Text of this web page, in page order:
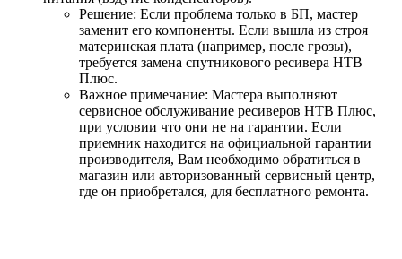
Решение: Если проблема только в БП, мастер
заменит его компоненты. Если вышла из строя
материнская плата (например, после грозы),
требуется замена спутникового ресивера НТВ
Плюс.
Важное примечание: Мастера выполняют
сервисное обслуживание ресиверов НТВ Плюс,
при условии что они не на гарантии. Если
приемник находится на официальной гарантии
производителя, Вам необходимо обратиться в
магазин или авторизованный сервисный центр,
где он приобретался, для бесплатного ремонта.